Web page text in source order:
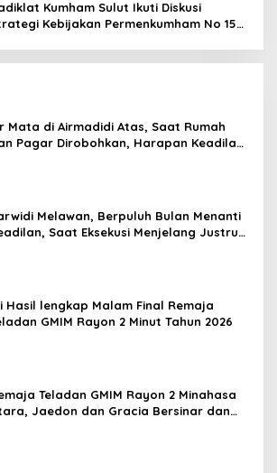
Kumham Sulut Ikuti Diskusi
Kebijakan Permenkumham No 15
Mata di Airmadidi Atas, Saat Rumah
Pagar Dirobohkan, Harapan Keadilan
Melawan, Berpuluh Bulan Menanti
Saat Eksekusi Menjelang Justru
Hasil lengkap Malam Final Remaja
GMIM Rayon 2 Minut Tahun 2026
Teladan GMIM Rayon 2 Minahasa
Jaedon dan Gracia Bersinar dan